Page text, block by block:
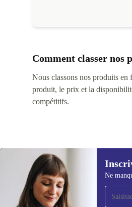
Comment classer nos
Nous classons nos produits
produit, le prix et la
compétitifs.
Ne
Recevoir offres
refurbed par mail